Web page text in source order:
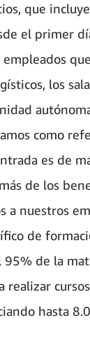
que
el primer
empleados
los
como
es de
de los
a nuestros
de
95% de la
realizar
hasta